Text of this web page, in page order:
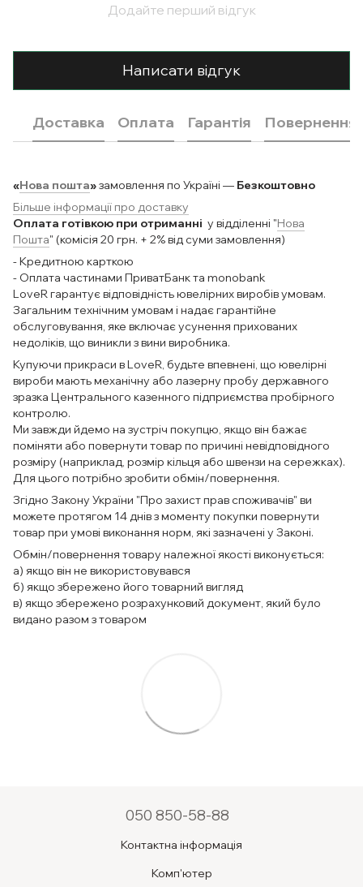
Додайте перший відгук
Написати відгук
Доставка Оплата Гарантія Повернення
«Нова пошта»замовлення по Україні — Безкоштовно
Більше інформації про доставку
Оплата готівкою при отриманні у відділенні "Нова
Пошта" (комісія 20 грн. + 2% від суми замовлення)
- Кредитною карткою
- Оплата частинами ПриватБанк та monobank
LoveR гарантує відповідність ювелірних виробів умовам.
Загальним технічним умовам і надає гарантійне
обслуговування, яке включає усунення прихованих
недоліків, що виникли з вини виробника.
Купуючи прикраси в LoveR, будьте впевнені, що ювелірні
вироби мають механічну або лазерну пробу державного
зразка Центрального казенного підприємства пробірного
контролю.
Ми завжди йдемо на зустріч покупцю, якщо він бажає
поміняти або повернути товар по причині невідповідного
розміру (наприклад, розмір кільця або швензи на сережках).
Для цього потрібно зробити обмін/повернення.
Згідно Закону України "Про захист прав споживачів" ви
можете протягом 14 днів з моменту покупки повернути
товар при умові виконання норм, які зазначені у Законі.
Обмін/повернення товару належної якості виконується:
а) якщо він не використовувався
б) якщо збережено його товарний вигляд
в) якщо збережено розрахунковий документ, який було
видано разом з товаром
050 850-58-88
Контактна інформація
Комп'ютер